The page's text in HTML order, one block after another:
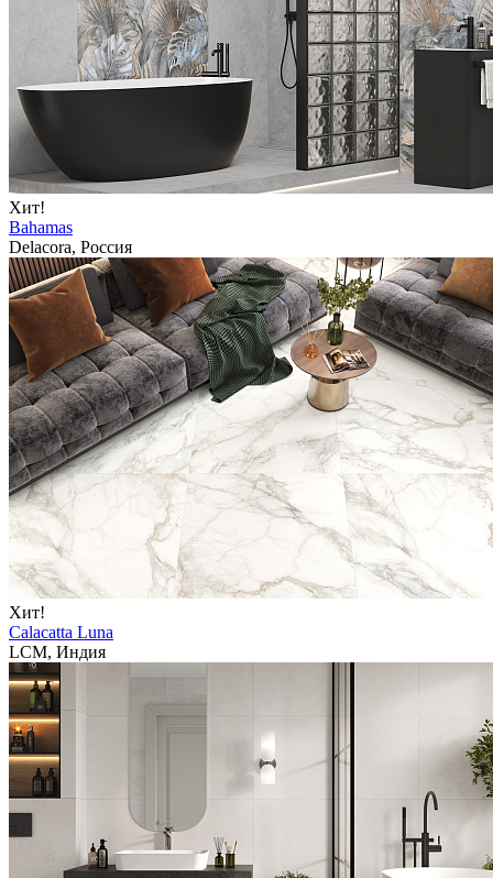
Хит!
Bahamas
Delacora, Россия
Хит!
Calacatta Luna
LCM, Индия